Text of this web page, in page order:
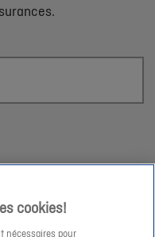
cookies!
nécessaires pour